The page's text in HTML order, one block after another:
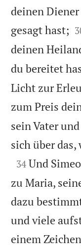
deinen
gesagt hast; 
deinen
du bereitet
Licht zur
zum Preis
sein Vater
sich über das,

34 Und
zu Maria,
dazu
und viele
einem